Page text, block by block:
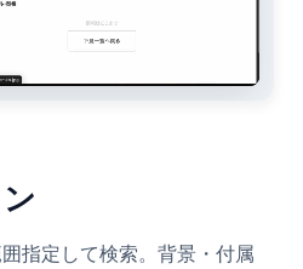
指定して検索。背景・付属